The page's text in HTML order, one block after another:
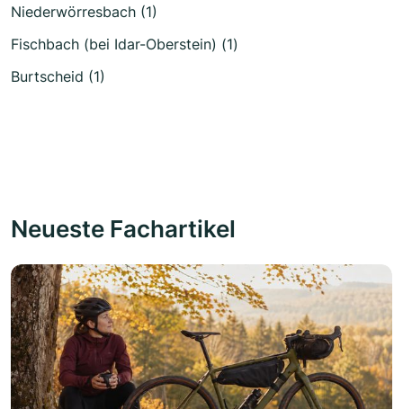
Niederwörresbach (1)
Fischbach (bei Idar-Oberstein) (1)
Burtscheid (1)
Neueste Fachartikel